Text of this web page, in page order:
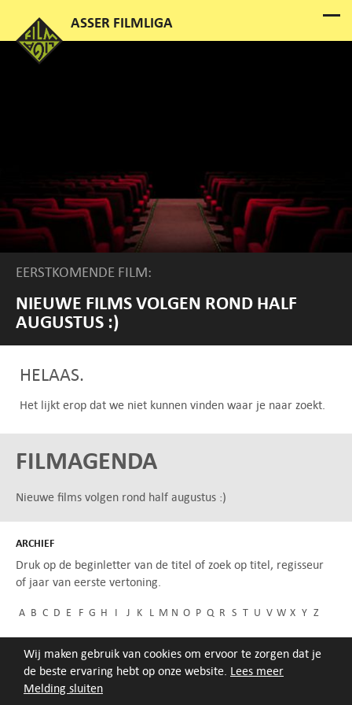
Melding sluiten
Wij maken gebruik van cookies om ervoor te zorgen dat je
de beste ervaring hebt op onze website. Lees meer
EERSTKOMENDE FILM:
NIEUWE FILMS VOLGEN ROND HALF
AUGUSTUS :)
HELAAS.
Het lijkt erop dat we niet kunnen vinden waar je naar zoekt.
FILMAGENDA
Nieuwe films volgen rond half augustus :)
ARCHIEF
Druk op de beginletter van de titel of zoek op titel, regisseur
of jaar van eerste vertoning.
A B C D E F G H I J K L M N O P Q R S T U V W X Y Z